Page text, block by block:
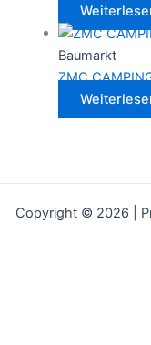
Baumarkt
ZMC
Copyright © 2026 |